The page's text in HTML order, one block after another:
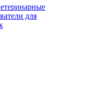
для